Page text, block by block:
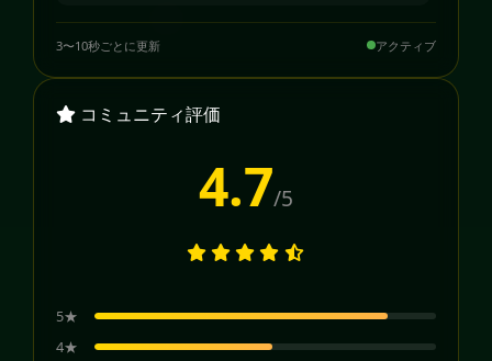
3〜10秒ごとに更新 アクティブ
コミュニティ評価
4.7/5
5★
4★